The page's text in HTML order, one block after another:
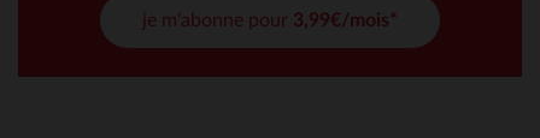
je m'abonne pour 3,99€/mois*